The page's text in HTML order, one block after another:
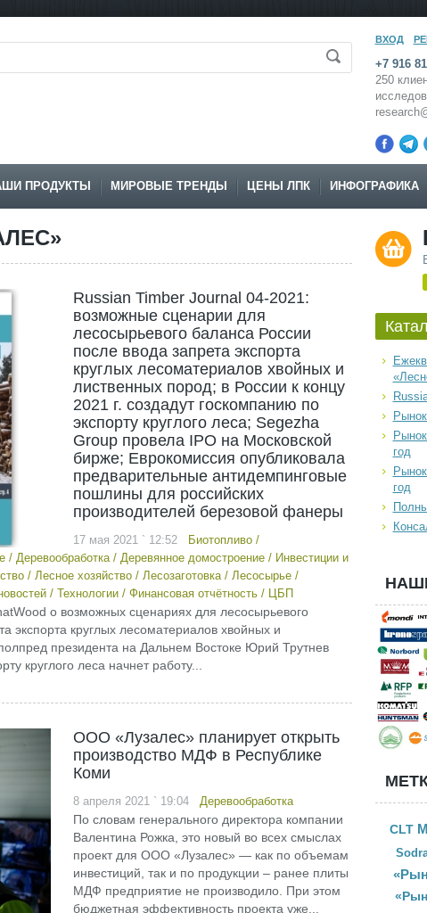
ВХОД
+7 916
250
ПРОДУКТЫ МИРОВЫЕ ТРЕНДЫ ЦЕНЫ ЛПК ИНФОГРАФИКА
Russian Timber Journal 04-2021:
возможные сценарии для
лесосырьевого баланса России
после ввода запрета экспорта
круглых лесоматериалов хвойных и
лиственных пород; в России к концу
2021 г. создадут госкомпанию по
экспорту круглого леса; Segezha
Group провела IPO на Московской
бирже; Еврокомиссия опубликовала
предварительные антидемпинговые
пошлины для российских
производителей березовой фанеры
17 мая 2021 ` 12:52 Биотопливо/
/ Деревообработка/ Деревянное домостроение/ Инвестиции и
/ Лесное хозяйство/ Лесозаготовка/ Лесосырье/
/ Технологии/ Финансовая отчётность/ ЦБП
о возможных сценариях для лесосырьевого
экспорта круглых лесоматериалов хвойных и
президента на Дальнем Востоке Юрий Трутнев
круглого леса начнет работу...
ООО «Лузалес» планирует открыть
производство МДФ в Республике
Коми
8 апреля 2021 ` 19:04 Деревообработка
По словам генерального директора компании
Валентина Рожка, это новый во всех смыслах
проект для ООО «Лузалес» — как по объемам
инвестиций, так и по продукции – ранее плиты
МДФ предприятие не производило. При этом
бюджетная эффективность проекта уже...
год
год
CLT